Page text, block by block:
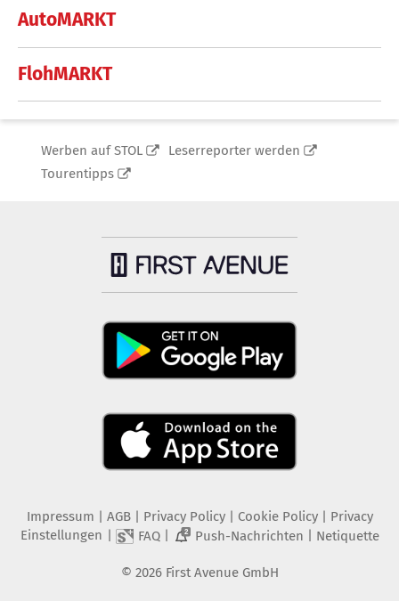
AutoMARKT
FlohMARKT
Werben auf STOL
Leserreporter werden
Tourentipps
Impressum AGB Privacy Policy| Cookie Policy| Privacy
Einstellungen
FAQ| 2 Push-Nachrichten Netiquette
© 2026 First Avenue GmbH